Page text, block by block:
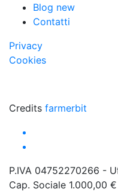
Blog new
Contatti
Privacy
Cookies
Credits farmerbit
P.IVA 04752270266 -
Cap. Sociale 1.000,00 €